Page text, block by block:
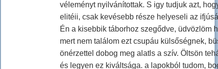
véleményt nyilvánítottak. S igy tudjuk azt,
elitéii, csak kevésebb része helyeseli az
Én a kisebbik táborhoz szegődve, üdvözlöm
mert nem találom ezt csupáu külsőségnek,
önérzettel dobog meg alatls a szív. Öltsön
és legyen ez kiváltsága. a lapokból tudom,